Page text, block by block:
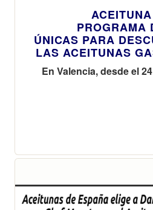
PROGRAMA
ÚNICAS PARA
LAS ACEITUNAS
En Valencia, desde el